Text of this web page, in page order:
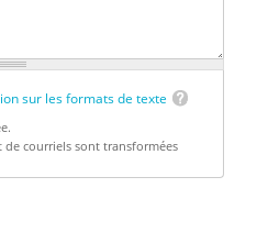
sur les formats de texte
de courriels sont transformées